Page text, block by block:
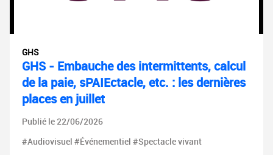
GHS
GHS - Embauche des intermittents, calcul
de la paie, sPAIEctacle, etc. : les dernières
places en juillet
Publié le 22/06/2026
#Audiovisuel #Événementiel #Spectacle vivant